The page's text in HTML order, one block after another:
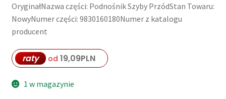
OryginałNazwa części: Podnośnik Szyby PrzódStan Towaru:
NowyNumer części: 9830160180Numer z katalogu
producent
raty od 19,09PLN
1 w magazynie